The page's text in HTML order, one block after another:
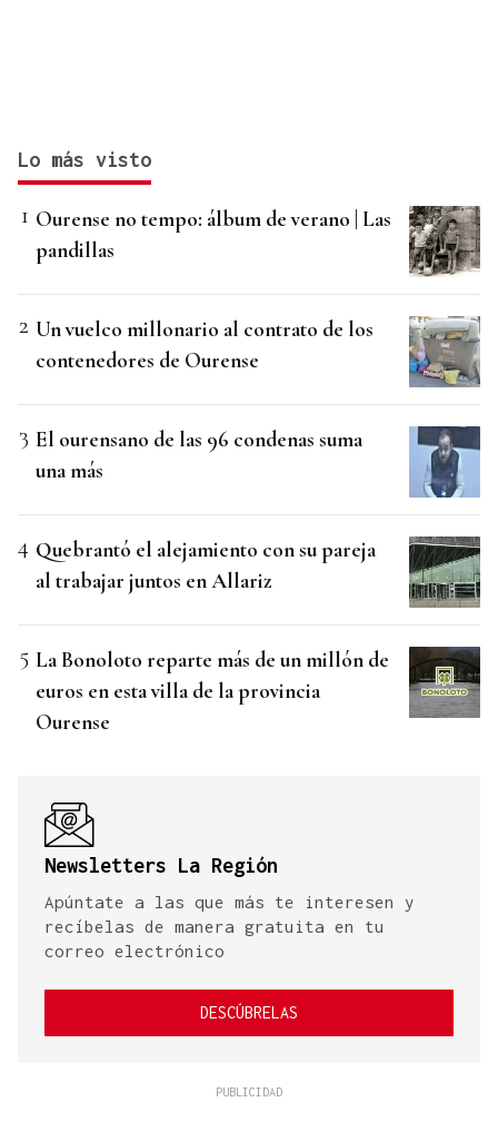
Lo más visto
Ourense no tempo: álbum de verano | Las
pandillas
Un vuelco millonario al contrato de los
contenedores de Ourense
El ourensano de las 96 condenas suma
una más
Quebrantó el alejamiento con su pareja
al trabajar juntos en Allariz
La Bonoloto reparte más de un millón de
euros en esta villa de la provincia
Ourense
Newsletters La Región
Apúntate a las que más te interesen y
recíbelas de manera gratuita en tu
correo electrónico
DESCÚBRELAS